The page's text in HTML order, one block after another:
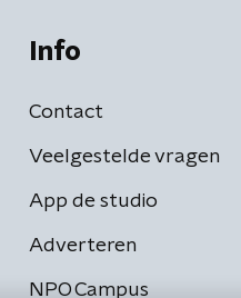
Info
Contact
Veelgestelde vragen
App de studio
Adverteren
NPO Campus